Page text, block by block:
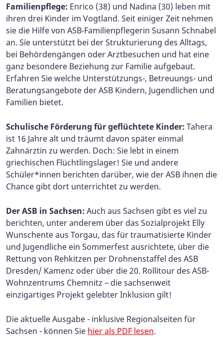
Familienpflege: Enrico (38) und Nadina (30) leben mit
ihren drei Kinder im Vogtland. Seit einiger Zeit nehmen
sie die Hilfe von ASB-Familienpflegerin Susann Schnabel
an. Sie unterstützt bei der Strukturierung des Alltags,
bei Behördengängen oder Arztbesuchen und hat eine
ganz besondere Beziehung zur Familie aufgebaut.
Erfahren Sie welche Unterstützungs-, Betreuungs- und
Beratungsangebote der ASB Kindern, Jugendlichen und
Familien bietet.
Schulische Förderung für geflüchtete Kinder: Tahera
ist 16 Jahre alt und träumt davon später einmal
Zahnärztin zu werden. Doch: Sie lebt in einem
griechischen Flüchtlingslager! Sie und andere
Schüler*innen berichten darüber, wie der ASB ihnen die
Chance gibt dort unterrichtet zu werden.
Der ASB in Sachsen: Auch aus Sachsen gibt es viel zu
berichten, unter anderem über das Sozialprojekt Elly
Wunschente aus Torgau, das für traumatisierte Kinder
und Jugendliche ein Sommerfest ausrichtete, über die
Rettung von Rehkitzen per Drohnenstaffel des ASB
Dresden/ Kamenz oder über die 20. Rollitour des ASB-
Wohnzentrums Chemnitz – die sachsenweit
einzigartiges Projekt gelebter Inklusion gilt!
Die aktuelle Ausgabe - inklusive Regionalseiten für
Sachsen - können Sie hier als PDF lesen.